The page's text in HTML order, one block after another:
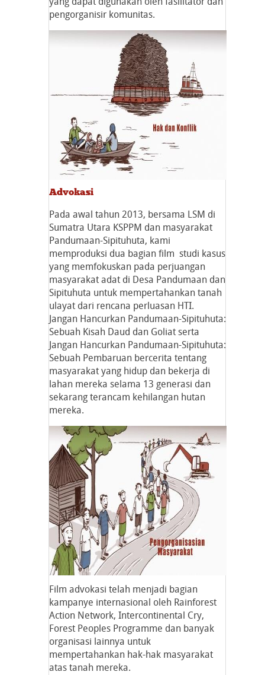
pengorganisir komunitas.
Advokasi
Pada awal tahun 2013, bersama LSM di
Sumatra Utara KSPPM dan masyarakat
Pandumaan-Sipituhuta, kami
memproduksi dua bagian film studi kasus
yang memfokuskan pada perjuangan
masyarakat adat di Desa Pandumaan dan
Sipituhuta untuk mempertahankan tanah
ulayat dari rencana perluasan HTI.
Jangan Hancurkan Pandumaan-Sipituhuta:
Sebuah Kisah Daud dan Goliat serta
Jangan Hancurkan Pandumaan-Sipituhuta:
Sebuah Pembaruan bercerita tentang
masyarakat yang hidup dan bekerja di
lahan mereka selama 13 generasi dan
sekarang terancam kehilangan hutan
mereka.
Film advokasi telah menjadi bagian
kampanye internasional oleh Rainforest
Action Network, Intercontinental Cry,
Forest Peoples Programme dan banyak
organisasi lainnya untuk
mempertahankan hak-hak masyarakat
atas tanah mereka.